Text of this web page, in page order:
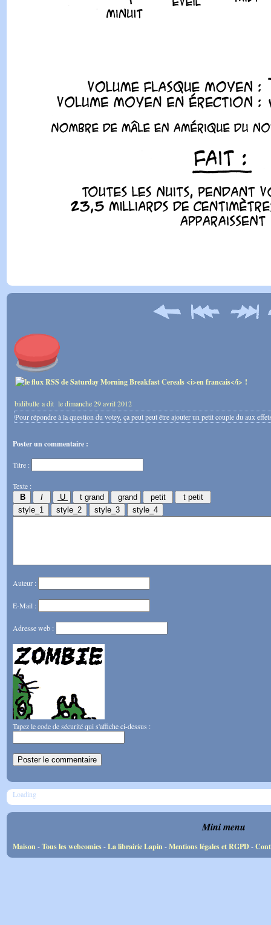
bidibulle a dit le dimanche 29 avril 2012
Pour répondre à la question du votey, ça peut peut être ajouter un petit couple du aux
Poster un commentaire :
Titre :
Texte :
Auteur :
E-Mail :
Adresse web :
Tapez le code de sécurité qui s'affiche ci-dessus :
Loading
Mini menu
Maison-Tous les webcomics-La librairie Lapin-Mentions légales et RGPD-